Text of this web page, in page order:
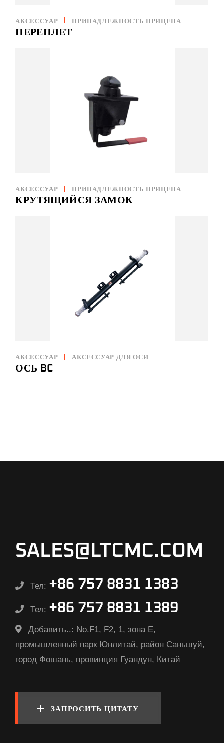
АКСЕССУАР ПРИНАДЛЕЖНОСТЬ ПРИЦЕПА
ПЕРЕПЛЕТ
АКСЕССУАР ПРИНАДЛЕЖНОСТЬ ПРИЦЕПА
КРУТЯЩИЙСЯ ЗАМОК
АКСЕССУАР АКСЕССУАР ДЛЯ ОСИ
ОСЬ BC
SALES@LTCMC.COM
Тел: +86 757 8831 1383
Тел: +86 757 8831 1389
Добавить..: No.F1, F2, 1, зона E,
промышленный парк Юнлитай, район Саньшуй,
город Фошань, провинция Гуандун, Китай
ЗАПРОСИТЬ ЦИТАТУ